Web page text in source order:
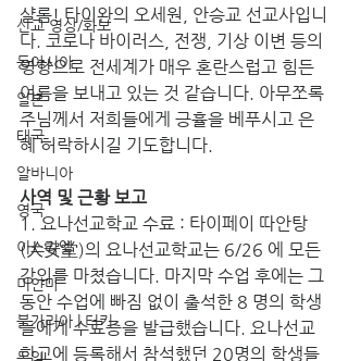
선교 영상/화보
동아시아
일본
태국
알바니아
영국
이스라엘
미얀마
불가리아 | 터키
샬롬! 타이완의 오세원, 안승교 선교사입니
다. 코로나 바이러스, 전쟁, 기상 이변 등의
영향으로 전세계가 매우 혼란스럽고 힘든
여름을 보내고 있는 것 같습니다. 아무쪼록
주님께서 저희들에게 긍휼을 베푸시고 은
혜 허락하시길 기도합니다.
사역 및 근황 보고
1. 요나선교학교 수료 : 타이페이 따안탕
(大安堂)의 요나선교학교는 6/26 에 모든
강의를 마쳤습니다. 마지막 수업 후에는 그
동안 수업에 빠짐 없이 출석한 8 명의 학생
들에게 수료증을 발급했습니다. 요나선교
학교에 등록해서 참석했던 20명의 학생들